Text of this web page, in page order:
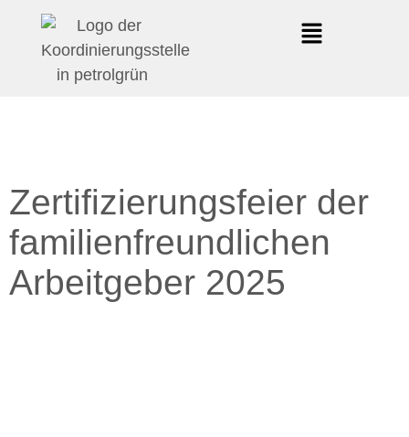
Zertifizierungsfeier der
familienfreundlichen
Arbeitgeber 2025